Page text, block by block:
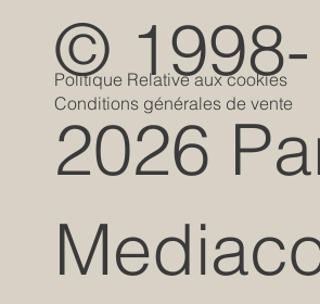
© 1998-
2026
Politique Relative aux cookies
Conditions générales de vente